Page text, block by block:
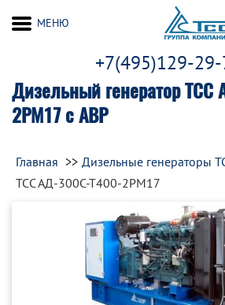
Дизельный генератор
2РМ17 с АВР
+7(495)129-
МЕНЮ
Главная
Дизельные генераторы
ТСС АД-300С-Т400-2РМ17